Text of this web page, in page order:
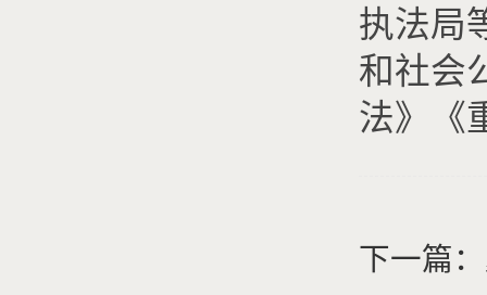
执法局
和社会
法》《
下一篇